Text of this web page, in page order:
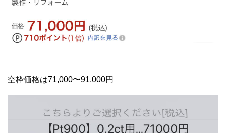
空枠価格は71,000〜91,000円